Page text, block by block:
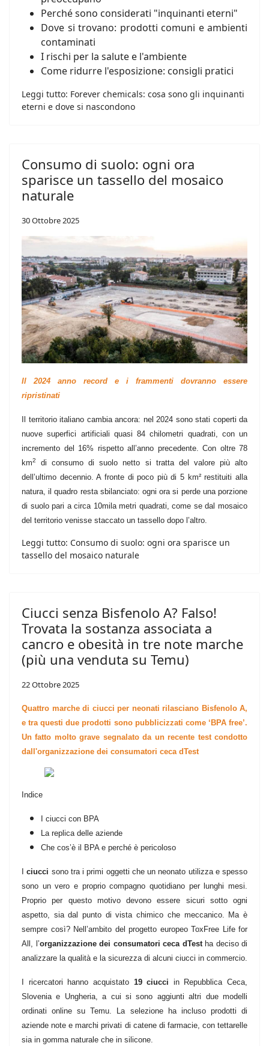
Perché sono considerati "inquinanti eterni"
Dove si trovano: prodotti comuni e ambienti
contaminati
I rischi per la salute e l'ambiente
Come ridurre l'esposizione: consigli pratici
Leggi tutto: Forever chemicals: cosa sono gli inquinanti
eterni e dove si nascondono
Consumo di suolo: ogni ora
sparisce un tassello del mosaico
naturale
30 Ottobre 2025
Il 2024 anno record e i frammenti dovranno essere
ripristinati
Il territorio italiano cambia ancora: nel 2024 sono stati coperti da
nuove superfici artificiali quasi 84 chilometri quadrati, con un
incremento del 16% rispetto all’anno precedente. Con oltre 78
km2
di consumo di suolo netto si tratta del valore più alto
dell’ultimo decennio. A fronte di poco più di 5 km² restituiti alla
natura, il quadro resta sbilanciato: ogni ora si perde una porzione
di suolo pari a circa 10mila metri quadrati, come se dal mosaico
del territorio venisse staccato un tassello dopo l’altro.
Leggi tutto: Consumo di suolo: ogni ora sparisce un
tassello del mosaico naturale
Ciucci senza Bisfenolo A? Falso!
Trovata la sostanza associata a
cancro e obesità in tre note marche
(più una venduta su Temu)
22 Ottobre 2025
Quattro marche di ciucci per neonati rilasciano Bisfenolo A,
e tra questi due prodotti sono pubblicizzati come ‘BPA free’.
Un fatto molto grave segnalato da un recente test condotto
dall'organizzazione dei consumatori ceca dTest
Indice
I ciucci con BPA
La replica delle aziende
Che cos’è il BPA e perché è pericoloso
Iciucci sono tra i primi oggetti che un neonato utilizza e spesso
sono un vero e proprio compagno quotidiano per lunghi mesi.
Proprio per questo motivo devono essere sicuri sotto ogni
aspetto, sia dal punto di vista chimico che meccanico. Ma è
sempre così? Nell’ambito del progetto europeo ToxFree Life for
All, l’organizzazione dei consumatori ceca dTestha deciso di
analizzare la qualità e la sicurezza di alcuni ciucci in commercio.
I ricercatori hanno acquistato 19 ciucci in Repubblica Ceca,
Slovenia e Ungheria, a cui si sono aggiunti altri due modelli
ordinati online su Temu. La selezione ha incluso prodotti di
aziende note e marchi privati di catene di farmacie, con tettarelle
sia in gomma naturale che in silicone.